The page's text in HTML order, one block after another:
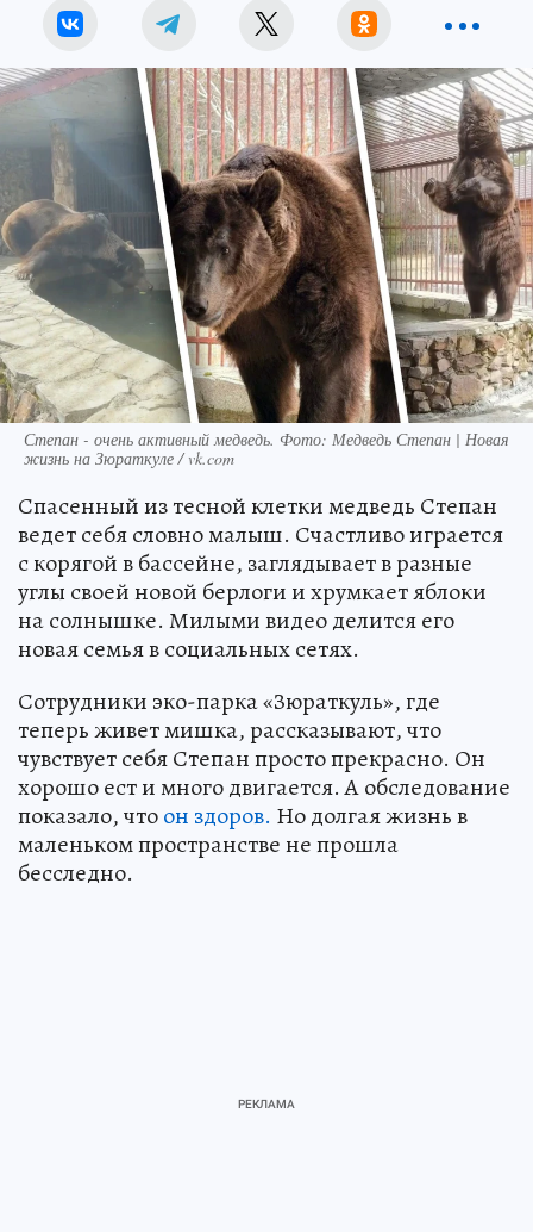
Степан - очень активный медведь. Фото: Медведь Степан | Новая
жизнь на Зюраткуле / vk.com
Спасенный из тесной клетки медведь Степан
ведет себя словно малыш. Счастливо играется
с корягой в бассейне, заглядывает в разные
углы своей новой берлоги и хрумкает яблоки
на солнышке. Милыми видео делится его
новая семья в социальных сетях.
Сотрудники эко-парка «Зюраткуль», где
теперь живет мишка, рассказывают, что
чувствует себя Степан просто прекрасно. Он
хорошо ест и много двигается. А обследование
показало, чтоон здоров. Но долгая жизнь в
маленьком пространстве не прошла
бесследно.